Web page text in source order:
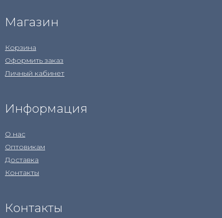
Магазин
Корзина
Оформить заказ
Личный кабинет
Информация
О нас
Оптовикам
Доставка
Контакты
Контакты